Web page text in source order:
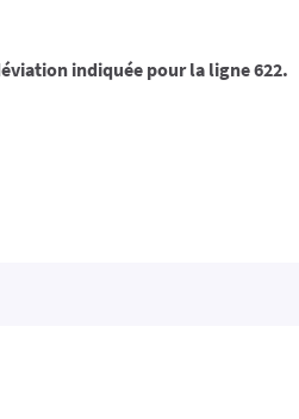
indiquée pour la ligne 622.